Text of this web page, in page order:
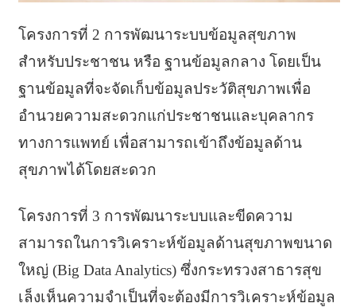
โครงการที่ 2 การพัฒนาระบบข้อมูลสุขภาพ
สำหรับประชาชน หรือ ฐานข้อมูลกลาง โดยเป็น
ฐานข้อมูลที่จะจัดเก็บข้อมูลประวัติสุขภาพเพื่อ
อำนวยความสะดวกแก่ประชาชนและบุคลากร
ทางการแพทย์ เพื่อสามารถเข้าถึงข้อมูลด้าน
สุขภาพได้โดยสะดวก
โครงการที่ 3 การพัฒนาระบบและขีดความ
สามารถในการวิเคราะห์ข้อมูลด้านสุขภาพขนาด
ใหญ่ (Big Data Analytics) ซึ่งกระทรวงสาธารสุข
เล็งเห็นความจำเป็นที่จะต้องมีการวิเคราะห์ข้อมูล